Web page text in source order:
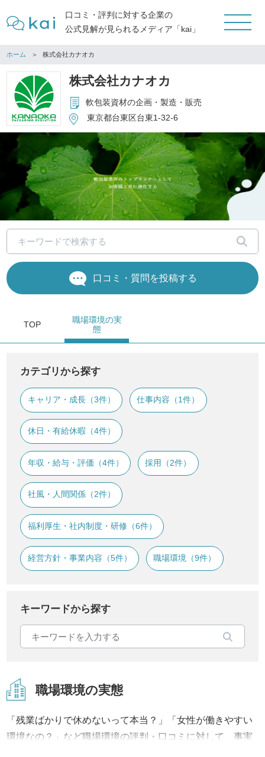
口コミ・評判に対する企業の
公式見解が見られるメディア「kai」
ホーム 株式会社カナオカ
株式会社カナオカ
軟包装資材の企画・製造・販売
東京都台東区台東1-32-6
口コミ・質問を投稿する
TOP
職場環境の実
態
カテゴリから探す
キャリア・成長（3件） 仕事内容（1件）
休日・有給休暇（4件）
年収・給与・評価（4件） 採用（2件）
社風・人間関係（2件）
福利厚生・社内制度・研修（6件）
経営方針・事業内容（5件） 職場環境（9件）
キーワードから探す
職場環境の実態
「残業ばかりで休めないって本当？」「女性が働きやすい
環境なの？」など職場環境の評判・口コミに対して、事実